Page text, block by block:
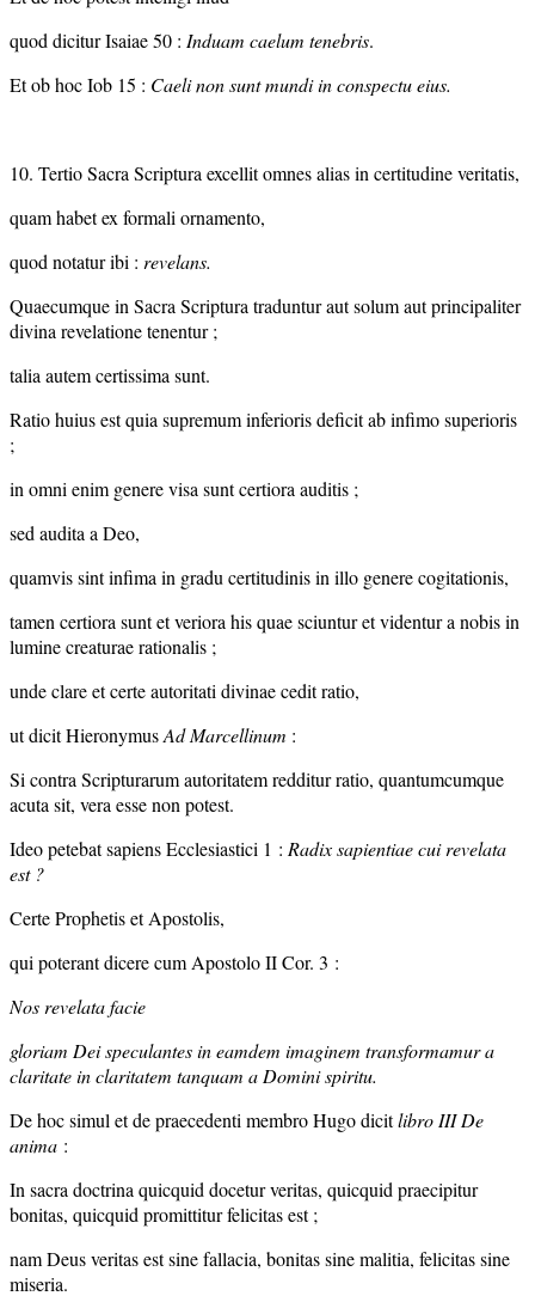
quod dicitur Isaiae 50 : Induam caelum tenebris.
Et ob hoc Iob 15 : Caeli non sunt mundi in conspectu eius.
10. Tertio Sacra Scriptura excellit omnes alias in certitudine veritatis,
quam habet ex formali ornamento,
quod notatur ibi : revelans.
Quaecumque in Sacra Scriptura traduntur aut solum aut principaliter
divina revelatione tenentur ;
talia autem certissima sunt.
Ratio huius est quia supremum inferioris deficit ab infimo superioris
;
in omni enim genere visa sunt certiora auditis ;
sed audita a Deo,
quamvis sint infima in gradu certitudinis in illo genere cogitationis,
tamen certiora sunt et veriora his quae sciuntur et videntur a nobis in
lumine creaturae rationalis ;
unde clare et certe autoritati divinae cedit ratio,
ut dicit HieronymusAd Marcellinum :
Si contra Scripturarum autoritatem redditur ratio, quantumcumque
acuta sit, vera esse non potest.
Ideo petebat sapiens Ecclesiastici 1 : Radix sapientiae cui revelata
est ?
Certe Prophetis et Apostolis,
qui poterant dicere cum Apostolo II Cor. 3 :
Nos revelata facie
gloriam Dei speculantes in eamdem imaginem transformamur a
claritate in claritatem tanquam a Domini spiritu.
De hoc simul et de praecedenti membro Hugo dicitlibro III De
anima :
In sacra doctrina quicquid docetur veritas, quicquid praecipitur
bonitas, quicquid promittitur felicitas est ;
nam Deus veritas est sine fallacia, bonitas sine malitia, felicitas sine
miseria.